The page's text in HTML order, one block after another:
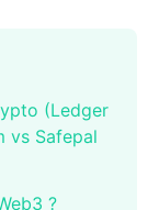
(Ledger
vs Safepal
?